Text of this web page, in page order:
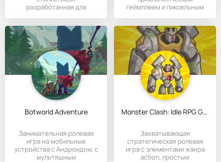
разработанная для
геймплеем и пиксельным
Botworld Adventure
Занимательная ролевая
игра на мобильные
устройства с Андроидом, с
мультяшным
Monster Clash: Idle RPG Games
Захватывающая
стратегическая ролевая
игра с элементами жанра
action, простым